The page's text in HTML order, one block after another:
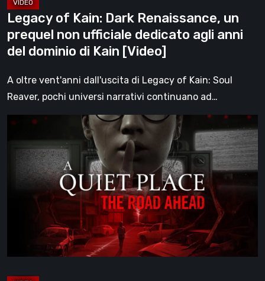
agli
anni
del
dominio
Legacy of Kain: Dark Renaissance, un
prequel non ufficiale dedicato agli anni
del dominio di Kain [Video]
A oltre vent'anni dall'uscita di Legacy of Kain: Soul
Reaver, pochi universi narrativi continuano ad…
A
Place:
recensione:
quando